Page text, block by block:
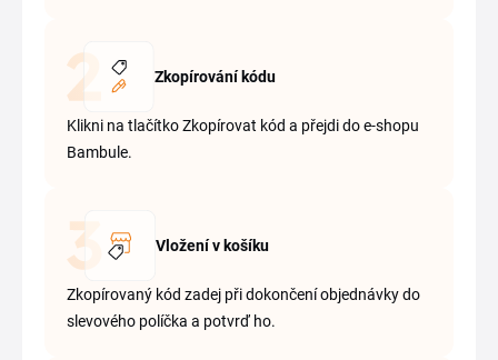
Zkopírování kódu
Klikni na tlačítko Zkopírovat kód a přejdi do e-shopu
Bambule.
Vložení v košíku
Zkopírovaný kód zadej při dokončení objednávky do
slevového políčka a potvrď ho.